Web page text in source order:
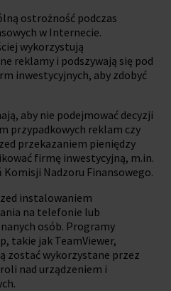
ostrożność podczas
w Internecie.
wykorzystują
reklamy i podszywają się pod
inwestycyjnych, aby zdobyć
aby nie podejmować decyzji
przypadkowych reklam czy
przekazaniem pieniędzy
firmę inwestycyjną, m.in.
Nadzoru Finansowego.
instalowaniem
na telefonie lub
osób. Programy
takie jak TeamViewer,
zostać wykorzystane przez
nad urządzeniem i